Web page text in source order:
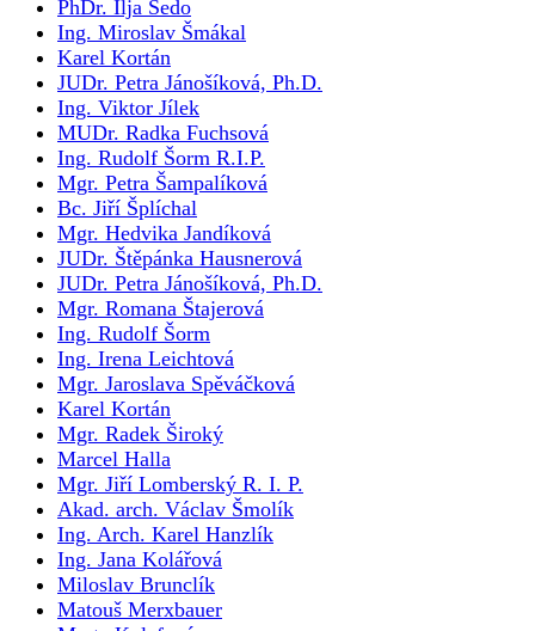
PhDr. Ilja Šedo
Ing. Miroslav Šmákal
Karel Kortán
JUDr. Petra Jánošíková, Ph.D.
Ing. Viktor Jílek
MUDr. Radka Fuchsová
Ing. Rudolf Šorm R.I.P.
Mgr. Petra Šampalíková
Bc. Jiří Šplíchal
Mgr. Hedvika Jandíková
JUDr. Štěpánka Hausnerová
JUDr. Petra Jánošíková, Ph.D.
Mgr. Romana Štajerová
Ing. Rudolf Šorm
Ing. Irena Leichtová
Mgr. Jaroslava Spěváčková
Karel Kortán
Mgr. Radek Široký
Marcel Halla
Mgr. Jiří Lomberský R. I. P.
Akad. arch. Václav Šmolík
Ing. Arch. Karel Hanzlík
Ing. Jana Kolářová
Miloslav Brunclík
Matouš Merxbauer